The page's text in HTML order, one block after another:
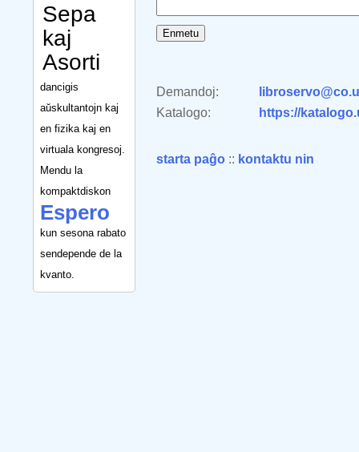
Sepa
kaj
Asorti
dancigis
aŭskultantojn kaj
en fizika kaj en
virtuala kongresoj.
Mendu la
kompaktdiskon
Espero
kun sesona rabato
sendepende de la
kvanto.
Demandoj:
Katalogo:
https://
starta paĝo :: kontaktu nin